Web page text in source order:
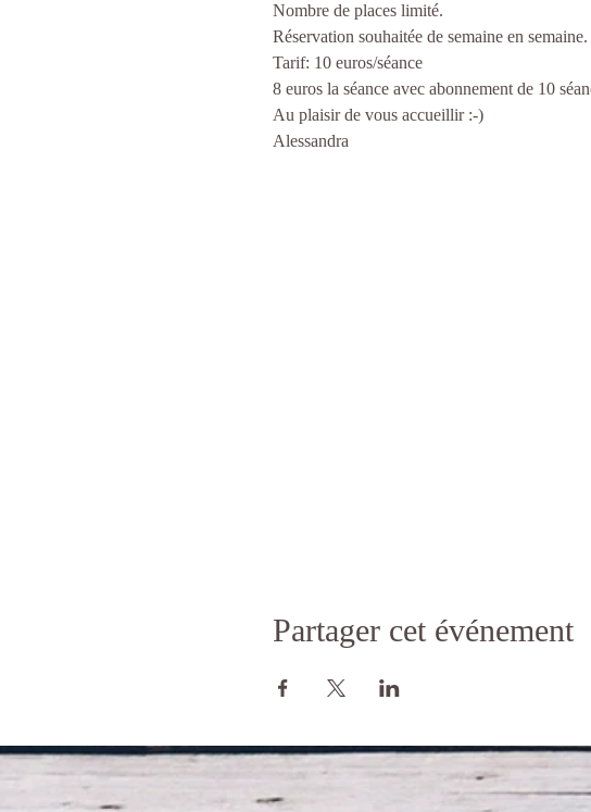
Nombre de places limité.
Réservation souhaitée de semaine en semaine.
Tarif: 10 euros/séance
8 euros la séance avec abonnement de 10
Au plaisir de vous accueillir :-)
Alessandra
Partager cet événement